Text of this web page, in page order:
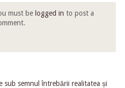
must be logged in to post a
sub semnul întrebării realitatea și